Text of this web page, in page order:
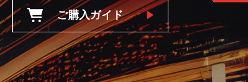
ご購入ガイド